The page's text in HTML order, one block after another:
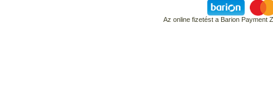
Az online fizetést a Barion Payment